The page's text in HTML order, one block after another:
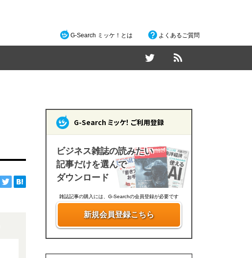
G-Search ミッケ！とは よくあるご質問
G-Search ミッケ！ ご利用登録
ビジネス雑誌の読みたい
記事だけを選んで
ダウンロード
雑誌記事の購入には、G-Searchの会員登録が必要です
新規会員登録こちら